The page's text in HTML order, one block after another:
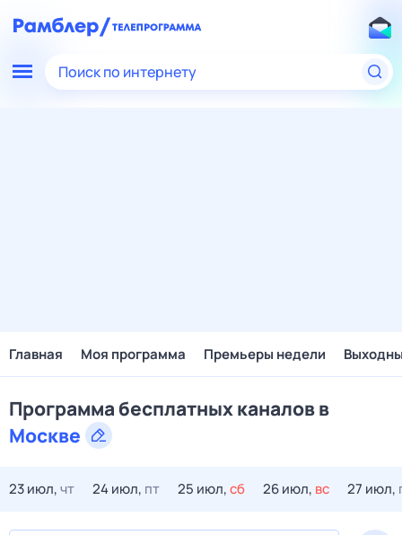
Поиск по интернету
Главная Моя программа Премьеры недели
Программа бесплатных каналов в
Москве
23 июл,чт 24 июл, пт 25 июл,сб 26 июл, вс 27 июл,